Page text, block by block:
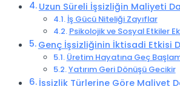
Uzun Süreli İşsizliğin Maliyeti
İş Gücü Niteliği Zayıflar
Psikolojik ve Sosyal Etkiler
Genç İşsizliğinin İktisadi Etkisi
Üretim Hayatına Geç
Yatırım Geri Dönüşü Gecikir
İşsizlik Türlerine Göre Maliyet